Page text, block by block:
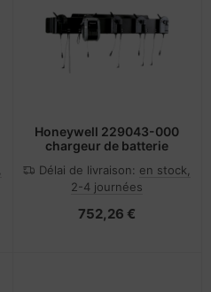
Honeywell 229043-000
chargeur de batterie
Délai de livraison: en stock,
2-4 journées
752,26 €